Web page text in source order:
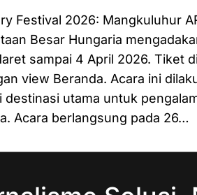
Festival 2026: Mangkuluhur
Besar Hungaria
sampai 4 April 2026. Tiket
view Beranda. Acara ini
utama untuk
Acara berlangsung pada 26…